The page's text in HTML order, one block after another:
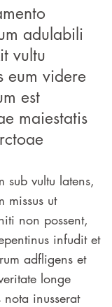
adulabili
vultu
eum videre
est
maiestatis
sub vultu latens,
missus ut
non possent,
infudit et
adfligens et
longe
inusserat